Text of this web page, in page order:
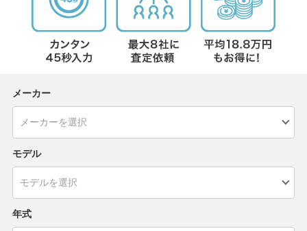
メーカー
モデル
年式